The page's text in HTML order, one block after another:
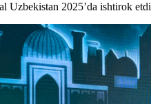
Uzbekistan 2025’da ishtirok etdi